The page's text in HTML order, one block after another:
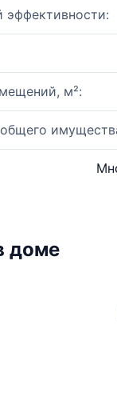
эффективности:
м²:
доме